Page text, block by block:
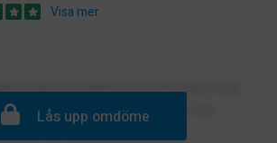
Visa mer
man kan behöva för att uppnå sina
mat, bra människor, bra lärare, bra
bra kommunikation, bra allt.
Lås upp omdöme